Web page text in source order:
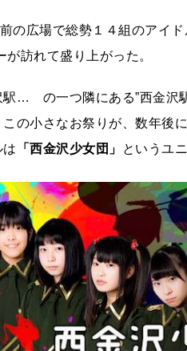
の広場で総勢１４組のアイ
訪れて盛り上がった。
… の一つ隣にある”西金沢
この小さなお祭りが、数年
「西金沢少女団」 というユ